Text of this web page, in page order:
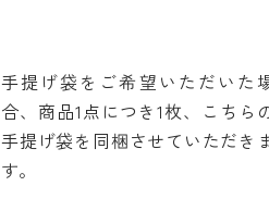
手提げ袋をご希望いただいた
合、商品1点につき1枚、こちら
手提げ袋を同梱させていただき
す。